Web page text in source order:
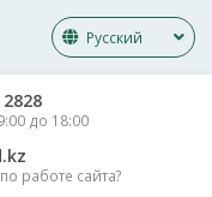
Русский
до 18:00
работе сайта?